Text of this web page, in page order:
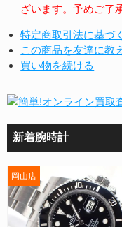
ざいます。予めご了
特定商取引法に基づ
この商品を友達に教
買い物を続ける
新着腕時計
岡山店